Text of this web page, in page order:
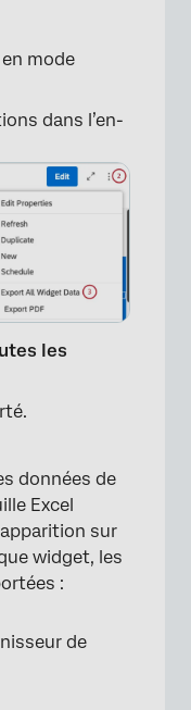
mode
dans l’en-
les
données de
Excel
apparition sur
widget, les
:
de